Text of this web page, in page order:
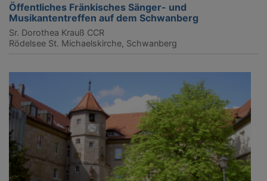
Öffentliches Fränkisches Sänger- und
Musikantentreffen auf dem Schwanberg
Sr. Dorothea Krauß CCR
Rödelsee St. Michaelskirche, Schwanberg